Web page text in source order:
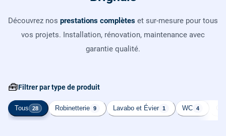
Découvrez nos prestations complètes et sur-mesure pour tous
vos projets. Installation, rénovation, maintenance avec
garantie qualité.
🧰Filtrer par type de produit
Tous 28 Robinetterie 9 Lavabo et Évier 1 WC 4